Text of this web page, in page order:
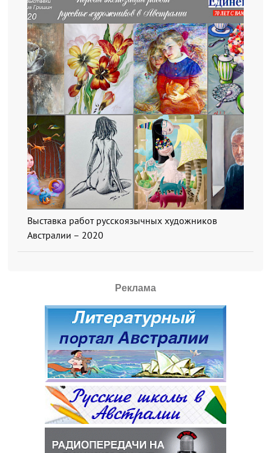
Выставка работ русскоязычных художников
Австралии – 2020
Реклама